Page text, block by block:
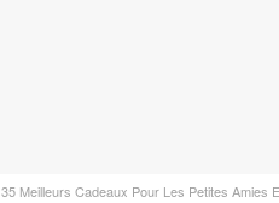
35 Meilleurs Cadeaux Pour Les Petites Amies